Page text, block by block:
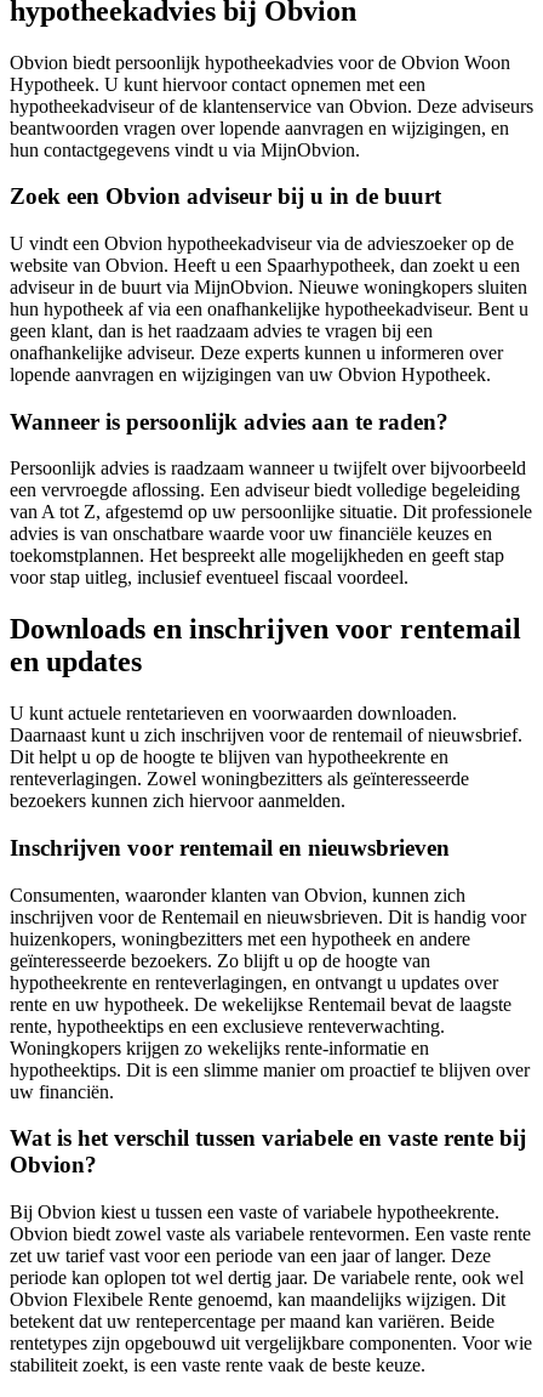
hypotheekadvies bij Obvion
Obvion biedt persoonlijk hypotheekadvies voor de Obvion Woon
Hypotheek. U kunt hiervoor contact opnemen met een
hypotheekadviseur of de klantenservice van Obvion. Deze adviseurs
beantwoorden vragen over lopende aanvragen en wijzigingen, en
hun contactgegevens vindt u via MijnObvion.
Zoek een Obvion adviseur bij u in de buurt
U vindt een Obvion hypotheekadviseur via de advieszoeker op de
website van Obvion. Heeft u een Spaarhypotheek, dan zoekt u een
adviseur in de buurt via MijnObvion. Nieuwe woningkopers sluiten
hun hypotheek af via een onafhankelijke hypotheekadviseur. Bent u
geen klant, dan is het raadzaam advies te vragen bij een
onafhankelijke adviseur. Deze experts kunnen u informeren over
lopende aanvragen en wijzigingen van uw Obvion Hypotheek.
Wanneer is persoonlijk advies aan te raden?
Persoonlijk advies is raadzaam wanneer u twijfelt over bijvoorbeeld
een vervroegde aflossing. Een adviseur biedt volledige begeleiding
van A tot Z, afgestemd op uw persoonlijke situatie. Dit professionele
advies is van onschatbare waarde voor uw financiële keuzes en
toekomstplannen. Het bespreekt alle mogelijkheden en geeft stap
voor stap uitleg, inclusief eventueel fiscaal voordeel.
Downloads en inschrijven voor rentemail
en updates
U kunt actuele rentetarieven en voorwaarden downloaden.
Daarnaast kunt u zich inschrijven voor de rentemail of nieuwsbrief.
Dit helpt u op de hoogte te blijven van hypotheekrente en
renteverlagingen. Zowel woningbezitters als geïnteresseerde
bezoekers kunnen zich hiervoor aanmelden.
Inschrijven voor rentemail en nieuwsbrieven
Consumenten, waaronder klanten van Obvion, kunnen zich
inschrijven voor de Rentemail en nieuwsbrieven. Dit is handig voor
huizenkopers, woningbezitters met een hypotheek en andere
geïnteresseerde bezoekers. Zo blijft u op de hoogte van
hypotheekrente en renteverlagingen, en ontvangt u updates over
rente en uw hypotheek. De wekelijkse Rentemail bevat de laagste
rente, hypotheektips en een exclusieve renteverwachting.
Woningkopers krijgen zo wekelijks rente-informatie en
hypotheektips. Dit is een slimme manier om proactief te blijven over
uw financiën.
Wat is het verschil tussen variabele en vaste rente bij
Obvion?
Bij Obvion kiest u tussen een vaste of variabele hypotheekrente.
Obvion biedt zowel vaste als variabele rentevormen. Een vaste rente
zet uw tarief vast voor een periode van een jaar of langer. Deze
periode kan oplopen tot wel dertig jaar. De variabele rente, ook wel
Obvion Flexibele Rente genoemd, kan maandelijks wijzigen. Dit
betekent dat uw rentepercentage per maand kan variëren. Beide
rentetypes zijn opgebouwd uit vergelijkbare componenten. Voor wie
stabiliteit zoekt, is een vaste rente vaak de beste keuze.